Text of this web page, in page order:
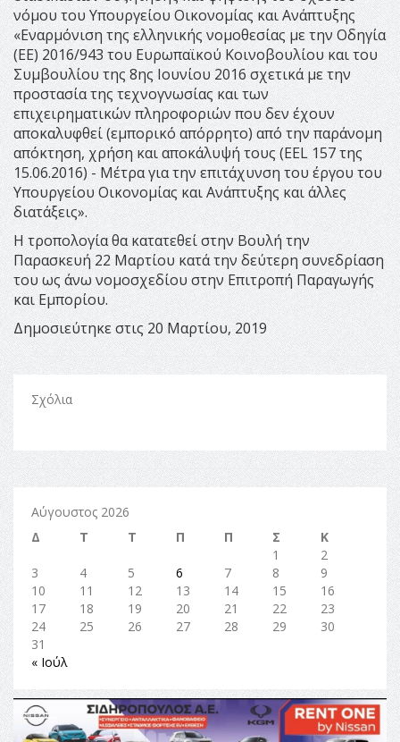
νόμου του Υπουργείου Οικονομίας και Ανάπτυξης
«Εναρμόνιση της ελληνικής νομοθεσίας με την Οδηγία
(ΕΕ) 2016/943 του Ευρωπαϊκού Κοινοβουλίου και του
Συμβουλίου της 8ης Ιουνίου 2016 σχετικά με την
προστασία της τεχνογνωσίας και των
επιχειρηματικών πληροφοριών που δεν έχουν
αποκαλυφθεί (εμπορικό απόρρητο) από την παράνομη
απόκτηση, χρήση και αποκάλυψή τους (EEL 157 της
15.06.2016) - Μέτρα για την επιτάχυνση του έργου του
Υπουργείου Οικονομίας και Ανάπτυξης και άλλες
διατάξεις».
Η τροπολογία θα κατατεθεί στην Βουλή την
Παρασκευή 22 Μαρτίου κατά την δεύτερη συνεδρίαση
του ως άνω νομοσχεδίου στην Επιτροπή Παραγωγής
και Εμπορίου.
Δημοσιεύτηκε στις 20 Μαρτίου, 2019
Σχόλια
Αύγουστος 2026
Δ
Τ Τ Π Π Σ
Κ
1
2
3
4 5 6 7 8
9
10
11 12 13 14 15
16
17
18 19 20 21 22
23
24
25 26 27 28 29
30
31
« Ιούλ